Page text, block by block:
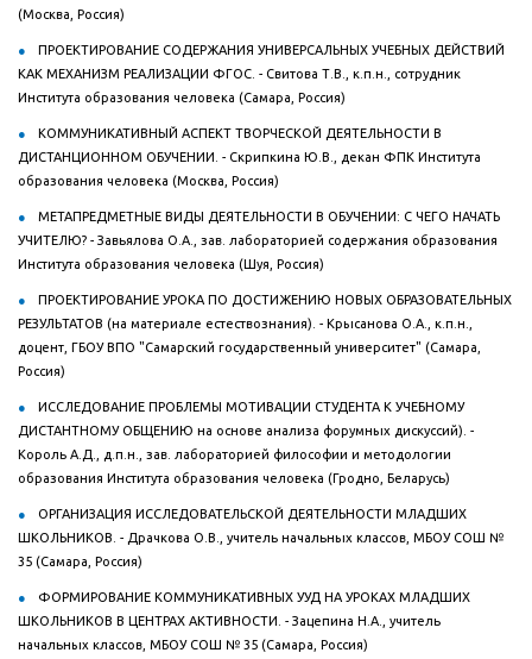
(Москва, Россия)
ПРОЕКТИРОВАНИЕ СОДЕРЖАНИЯ УНИВЕРСАЛЬНЫХ УЧЕБНЫХ ДЕЙСТВИЙ
КАК МЕХАНИЗМ РЕАЛИЗАЦИИ ФГОС. - Свитова Т.В., к.п.н., сотрудник
Института образования человека (Самара, Россия)
КОММУНИКАТИВНЫЙ АСПЕКТ ТВОРЧЕСКОЙ ДЕЯТЕЛЬНОСТИ В
ДИСТАНЦИОННОМ ОБУЧЕНИИ. - Скрипкина Ю.В., декан ФПК Института
образования человека (Москва, Россия)
МЕТАПРЕДМЕТНЫЕ ВИДЫ ДЕЯТЕЛЬНОСТИ В ОБУЧЕНИИ: С ЧЕГО НАЧАТЬ
УЧИТЕЛЮ? - Завьялова О.А., зав. лабораторией содержания образования
Института образования человека (Шуя, Россия)
ПРОЕКТИРОВАНИЕ УРОКА ПО ДОСТИЖЕНИЮ НОВЫХ ОБРАЗОВАТЕЛЬНЫХ
РЕЗУЛЬТАТОВ (на материале естествознания). - Крысанова О.А., к.п.н.,
доцент, ГБОУ ВПО "Самарский государственный университет" (Самара,
Россия)
ИССЛЕДОВАНИЕ ПРОБЛЕМЫ МОТИВАЦИИ СТУДЕНТА К УЧЕБНОМУ
ДИСТАНТНОМУ ОБЩЕНИЮ на основе анализа форумных дискуссий). -
Король А.Д., д.п.н., зав. лабораторией философии и методологии
образования Института образования человека (Гродно, Беларусь)
ОРГАНИЗАЦИЯ ИССЛЕДОВАТЕЛЬСКОЙ ДЕЯТЕЛЬНОСТИ МЛАДШИХ
ШКОЛЬНИКОВ. - Драчкова О.В., учитель начальных классов, МБОУ СОШ №
35 (Самара, Россия)
ФОРМИРОВАНИЕ КОММУНИКАТИВНЫХ УУД НА УРОКАХ МЛАДШИХ
ШКОЛЬНИКОВ В ЦЕНТРАХ АКТИВНОСТИ. - Зацепина Н.А., учитель
начальных классов, МБОУ СОШ № 35 (Самара, Россия)